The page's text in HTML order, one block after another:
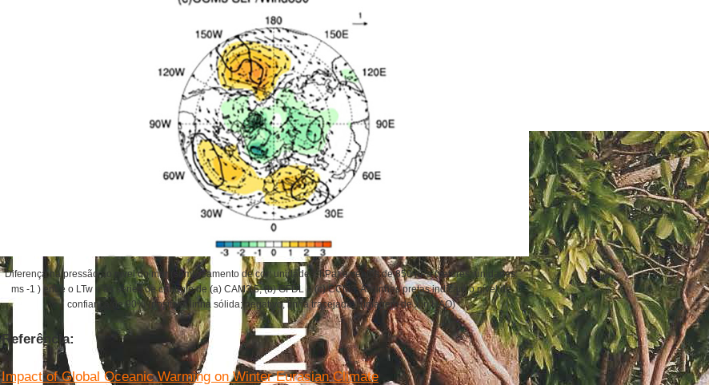
Diferença na pressão ao nível do mar (sombreamento de cor; unidades: hPa) e ventos de 850 hPa (vetores; unidades:
ms -1 ) entre o LTw e as séries de controle de (a) CAM3.5, (b) GFDL e (c) CCM3. As linhas pretas indicam o nível de
confiança de 90% (positivo, linha sólida; negativo, linha tracejada). (Imagem de Xin HAO)
Referência:
Impact of Global Oceanic Warming on Winter Eurasian Climate